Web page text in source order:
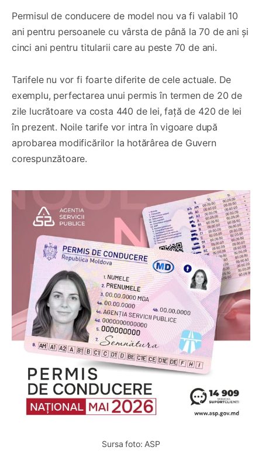
Permisul de conducere de model nou va fi valabil 10
ani pentru persoanele cu vârsta de până la 70 de ani și
cinci ani pentru titularii care au peste 70 de ani.
Tarifele nu vor fi foarte diferite de cele actuale. De
exemplu, perfectarea unui permis în termen de 20 de
zile lucrătoare va costa 440 de lei, față de 420 de lei
în prezent. Noile tarife vor intra în vigoare după
aprobarea modificărilor la hotărârea de Guvern
corespunzătoare.
Sursa foto: ASP